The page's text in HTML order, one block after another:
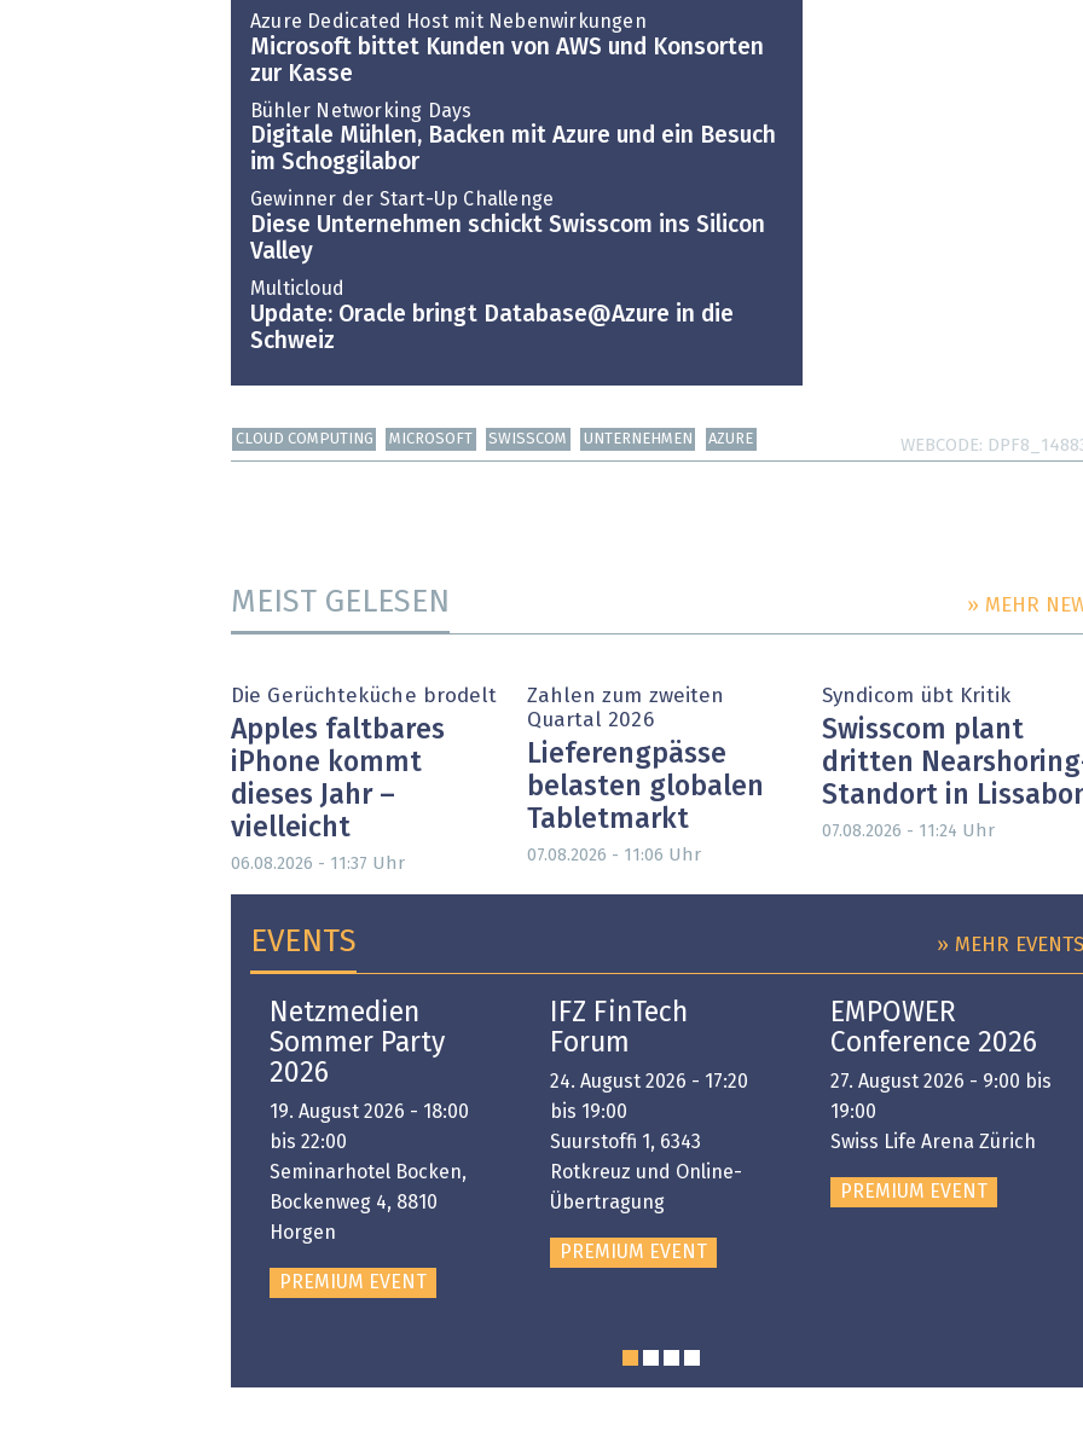
Azure Dedicated Host mit Nebenwirkungen
Microsoft bittet Kunden von AWS und Konsorten
zur Kasse
Bühler Networking Days
Digitale Mühlen, Backen mit Azure und ein Besuch
im Schoggilabor
Gewinner der Start-Up Challenge
Diese Unternehmen schickt Swisscom ins Silicon
Valley
Multicloud
Update: Oracle bringt Database@Azure in die
Schweiz
CLOUD COMPUTING MICROSOFT SWISSCOM UNTERNEHMEN AZURE WEBCODE
MEIST GELESEN » MEHR
Die Gerüchteküche brodelt
Apples faltbares
iPhone kommt
dieses Jahr –
vielleicht
06.08.2026 - 11:37 Uhr
Zahlen zum zweiten
Quartal 2026
Lieferengpässe
belasten globalen
Tabletmarkt
07.08.2026 - 11:06 Uhr
Syndicom übt Kritik
Swisscom plant
dritten
Standort in
07.08.2026 - 11:24 Uhr
EVENTS » MEHR EVENTS
Netzmedien
Sommer Party
2026
19. August 2026 - 18:00
bis 22:00
Seminarhotel Bocken,
Bockenweg 4, 8810
Horgen
PREMIUM EVENT
IFZ FinTech
Forum
24. August 2026 - 17:20
bis 19:00
Suurstoffi 1, 6343
Rotkreuz und Online-
Übertragung
PREMIUM EVENT
EMPOWER
Conference 2026
27. August 2026 - 9:00 bis
19:00
Swiss Life Arena Zürich
PREMIUM EVENT